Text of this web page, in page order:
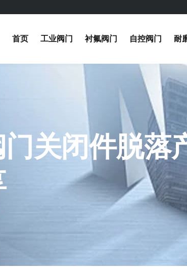
首页 工业阀门 衬氟阀门 自控阀门 耐
关闭件脱落